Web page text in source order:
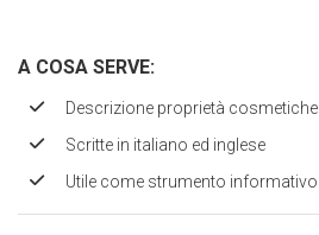
A COSA SERVE:
Descrizione proprietà cosmetiche
Scritte in italiano ed inglese
Utile come strumento informativo